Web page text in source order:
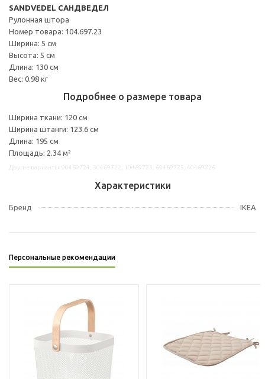
SANDVEDEL САНДВЕДЕЛ
Рулонная штора
Номер товара: 104.697.23
Ширина: 5 см
Высота: 5 см
Длина: 130 см
Вес: 0.98 кг
Подробнее о размере товара
Ширина ткани: 120 см
Ширина штанги: 123.6 см
Длина: 195 см
Площадь: 2.34 м²
Характеристики
Бренд IKEA
Персональные рекомендации